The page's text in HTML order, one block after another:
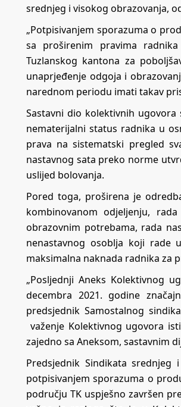
srednjeg i visokog obrazovanja,
„Potpisivanjem sporazuma o
sa proširenim pravima
Tuzlanskog kantona za
unaprjeđenje odgoja i
narednom periodu imati takav
Sastavni dio kolektivnih
nematerijalni status radnika u
prava na sistematski pregled
nastavnog sata preko norme
uslijed bolovanja.
Pored toga, proširena je
kombinovanom odjeljenju,
obrazovnim potrebama, rada
nenastavnog osoblja koji rade
maksimalna naknada radnika za
„Posljednji Aneks Kolektivnog
decembra 2021. godine
predsjednik Samostalnog
važenje Kolektivnog ugovora
zajedno sa Aneksom, sastavnim
Predsjednik Sindikata
potpisivanjem sporazuma o
području TK uspješno završen